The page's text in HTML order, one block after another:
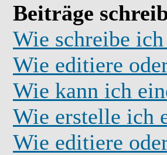
Beiträge
Wie schreibe
Wie editiere
Wie kann ich
Wie erstelle ich
Wie editiere